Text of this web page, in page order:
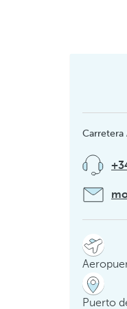
Carretera
Puerto